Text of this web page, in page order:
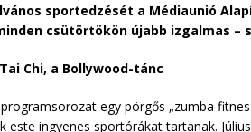
sportedzését a Médiaunió
csütörtökön újabb izgalmas
Chi, a Bollywood-tánc
programsorozat egy pörgős „zumba
este ingyenes sportórákat tartanak.